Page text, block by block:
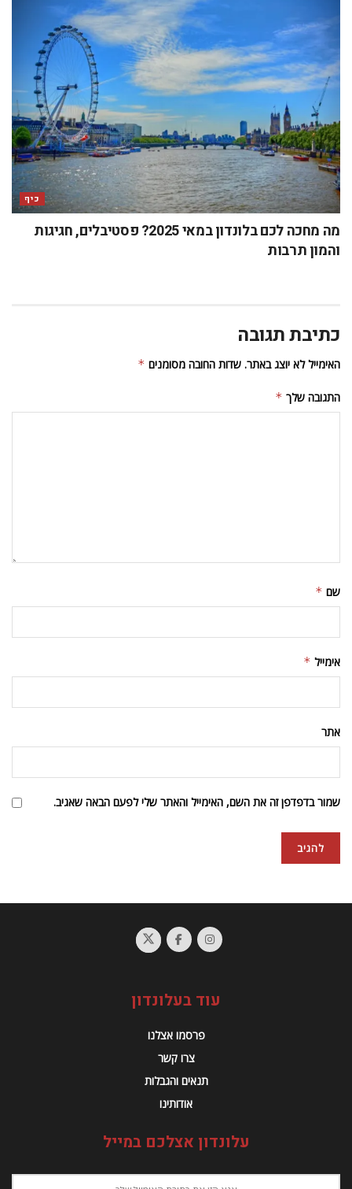
כיף
מה מחכה לכם בלונדון במאי 2025? פסטיבלים, חגיגות
והמון תרבות
כתיבת תגובה
האימייל לא יוצג באתר. שדות החובה מסומנים *
התגובה שלך *
שם *
אימייל *
אתר
שמור בדפדפן זה את השם, האימייל והאתר שלי לפעם הבאה שאגיב.
עוד בעלונדון
פרסמו אצלנו
צרו קשר
תנאים והגבלות
אודותינו
עלונדון אצלכם במייל